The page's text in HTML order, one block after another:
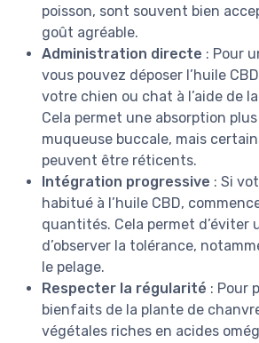
poisson, sont souvent bien
goût agréable.
Administration directe : Pour
vous pouvez déposer l’huile
votre chien ou chat à l’aide de
Cela permet une absorption
muqueuse buccale, mais
peuvent être réticents.
Intégration progressive : Si
habitué à l’huile CBD,
quantités. Cela permet d’éviter
d’observer la tolérance,
le pelage.
Respecter la régularité : Pour
bienfaits de la plante de
végétales riches en acides